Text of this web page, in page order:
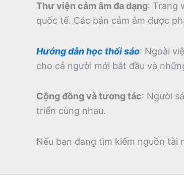
Thư viện cảm âm đa dạng: Trang
quốc tế. Các bản cảm âm được
Hướng dẫn học thổi sáo: Ngoài
cho cả người mới bắt đầu và
Cộng đồng và tương tác: Người
triển cùng nhau.
Nếu bạn đang tìm kiếm nguồn tài